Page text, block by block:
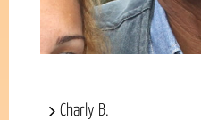
Charly B.